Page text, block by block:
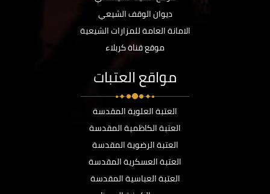
ديوان الوقف الشيعي
الامانة العامة للمزارات الشيعية
موقع قناة كربلاء
مواقع العتبات
العتبة العلوية المقدسة
العتبة الكاظمية المقدسة
العتبة الرضوية المقدسة
العتبة العسكرية المقدسة
العتبة العباسية المقدسة